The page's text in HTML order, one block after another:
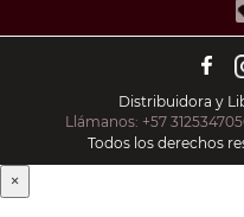
Distribuidora y
Llámanos: +57
Todos los derechos
×